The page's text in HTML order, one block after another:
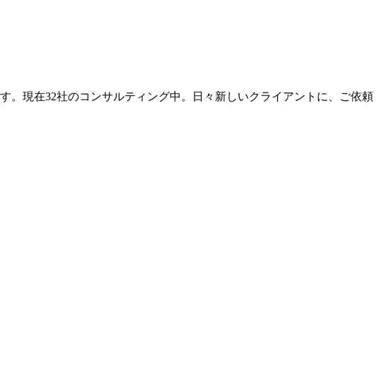
。現在32社のコンサルティング中。日々新しいクライアントに、ご依頼